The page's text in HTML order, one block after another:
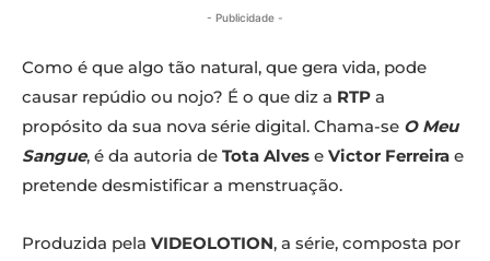
- Publicidade -
Como é que algo tão natural, que gera vida, pode
causar repúdio ou nojo? É o que diz a RTP a
propósito da sua nova série digital. Chama-se O Meu
Sangue, é da autoria de Tota Alves e Victor Ferreira e
pretende desmistificar a menstruação.
Produzida pela VIDEOLOTION, a série, composta por